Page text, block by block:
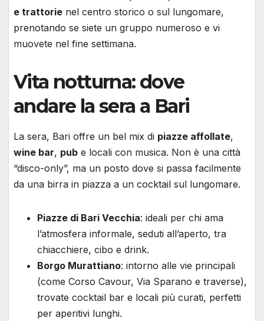
e trattorie nel centro storico o sul lungomare,
prenotando se siete un gruppo numeroso e vi
muovete nel fine settimana.
Vita notturna: dove
andare la sera a Bari
La sera, Bari offre un bel mix di piazze affollate,
wine bar, pub e locali con musica. Non è una città
“disco-only”, ma un posto dove si passa facilmente
da una birra in piazza a un cocktail sul lungomare.
Piazze di Bari Vecchia: ideali per chi ama
l’atmosfera informale, seduti all’aperto, tra
chiacchiere, cibo e drink.
Borgo Murattiano: intorno alle vie principali
(come Corso Cavour, Via Sparano e traverse),
trovate cocktail bar e locali più curati, perfetti
per aperitivi lunghi.